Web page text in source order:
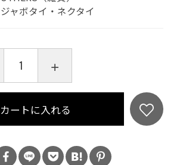
ジャボタイ・ネクタイ
カートに入れる